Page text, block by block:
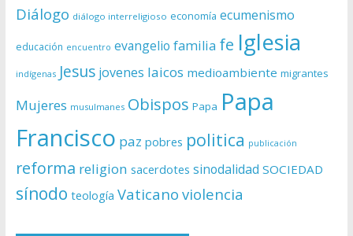
Diálogo diálogo interreligioso economía ecumenismo
educación encuentro evangelio familia fe Iglesia
indígenas Jesus jovenes laicos medioambiente migrantes
Mujeres musulmanes Obispos Papa Papa
Francisco paz pobres politica publicación
reforma religion sacerdotes sinodalidad SOCIEDAD
sínodo teología Vaticano violencia